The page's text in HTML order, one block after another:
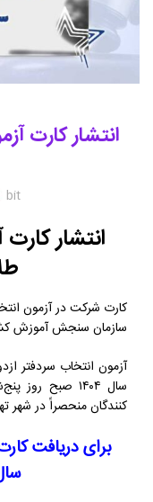
انتشار کارت
bit
انتشار
سازمان سنجش آموزش
آزمون انتخاب سردفتر
کنندگان منحصراً در شهر
برای دریافت
سال ۱۴۰۴